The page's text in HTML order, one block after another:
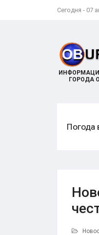
Сегодня - 07
ГОРОДА
происходит с игроком
Погода